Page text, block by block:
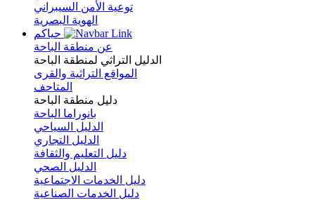
توعية الأمن السيبراني
الهوية البصرية
عن منطقة الباحة
الدليل التراثي لمنطقة الباحة
المواقع التراثية والقرى
المتاحف
دليل منطقة الباحة
بانوراما الباحة
الدليل السياحي
الدليل التجاري
دليل التعليم والثقافة
الدليل الصحي
دليل الخدمات الاجتماعية
دليل الخدمات الصناعية